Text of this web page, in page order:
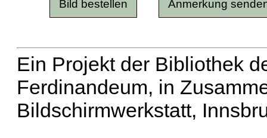
Ein Projekt der Bibliothek
Ferdinandeum, in
Bildschirmwerkstatt,